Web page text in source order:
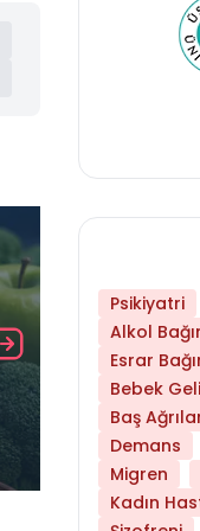
Daha
Psikiyatri
Alkol
Esrar
Bebek
Baş
Demans
Migren
Kadın